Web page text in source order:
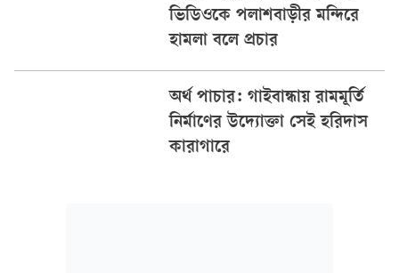
ভিডিওকে পলাশবাড়ীর মন্দিরে
হামলা বলে প্রচার
অর্থ পাচার: গাইবান্ধায় রামমূর্তি
নির্মাণের উদ্যোক্তা সেই হরিদাস
কারাগারে